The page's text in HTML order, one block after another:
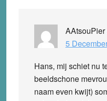
AAtsouPier
5
Hans, mij schiet nu
beeldschone
naam even kwijt)